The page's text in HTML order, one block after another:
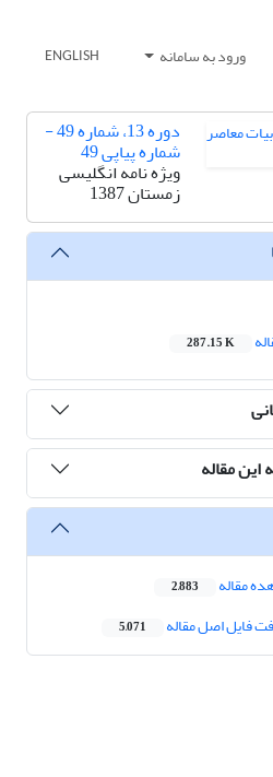
ورود به سامانه ENGLISH
دوره 13، شماره 49 -
شماره پیاپی 49
ویژه نامه انگلیسی
زمستان 1387
287.15 K
این مقاله
مقاله 2,883
فایل اصل مقاله 5,071